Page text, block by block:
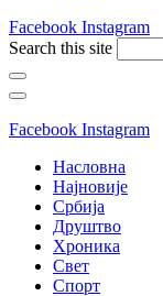
Facebook Instagram
Search this site
Facebook Instagram
Насловна
Најновије
Србија
Друштво
Хроника
Свет
Спорт